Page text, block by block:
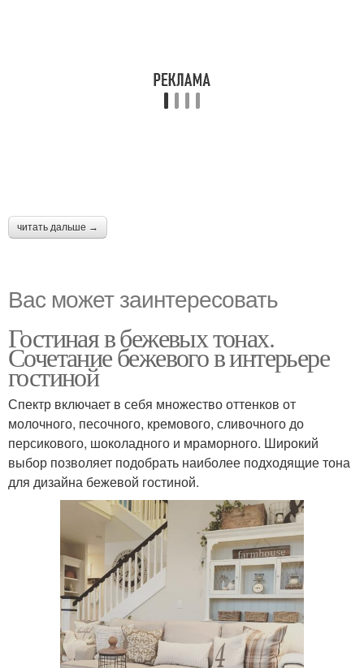
читать дальше →
Вас может заинтересовать
Гостиная в бежевых тонах.
Сочетание бежевого в интерьере
гостиной
Спектр включает в себя множество оттенков от
молочного, песочного, кремового, сливочного до
персикового, шоколадного и мраморного. Широкий
выбор позволяет подобрать наиболее подходящие тона
для дизайна бежевой гостиной.